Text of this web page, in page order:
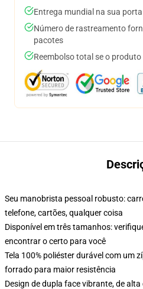
Entrega mundial na sua porta
Número de rastreamento
pacotes
Reembolso total se o
Seu manobrista pessoal robusto:
telefone, cartões, qualquer coisa
Disponível em três tamanhos:
encontrar o certo para você
Tela 100% poliéster durável com um
forrado para maior resistência
Design de dupla face vibrante, de